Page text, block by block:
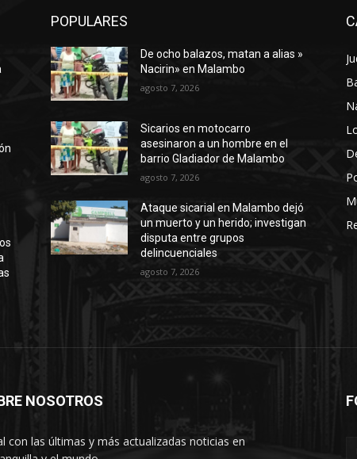
POPULARES
De ocho balazos, matan a alias »
Nacirin» en Malambo
agosto 7, 2026
Sicarios en motocarro
asesinaron a un hombre en el
barrio Gladiador de Malambo
agosto 7, 2026
Ataque sicarial en Malambo dejó
un muerto y un herido; investigan
disputa entre grupos
delincuenciales
agosto 7, 2026
NOSOTROS
con las últimas y más actualizadas noticias en